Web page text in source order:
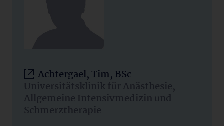
Achtergael, Tim, BSc
Universitätsklinik für Anästhesie,
Allgemeine Intensivmedizin und
Schmerztherapie